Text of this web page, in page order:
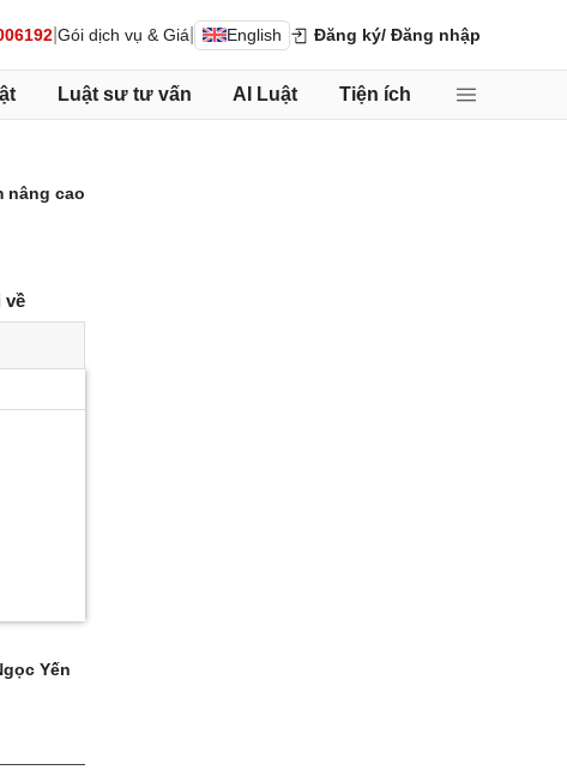
Gói dịch vụ & Giá English Đăng ký/ Đăng nhập
Luật sư tư vấn AI Luật Tiện ích
nâng cao
về
Yến